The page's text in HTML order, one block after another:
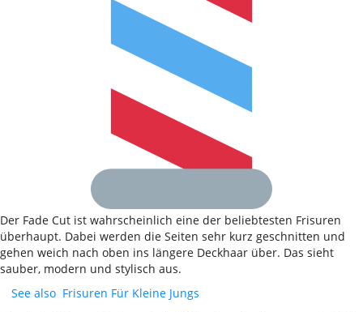
Der Fade Cut ist wahrscheinlich eine der beliebtesten Frisuren
überhaupt. Dabei werden die Seiten sehr kurz geschnitten und
gehen weich nach oben ins längere Deckhaar über. Das sieht
sauber, modern und stylisch aus.
See also Frisuren Für Kleine Jungs